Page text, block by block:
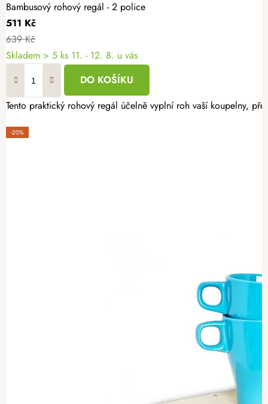
Bambusový rohový regál - 2 police
511 Kč
639 Kč
Skladem > 5 ks 11. - 12. 8. u vás
DO KOŠÍKU
Tento praktický rohový regál účelně vyplní roh vaší koupelny,
-20%